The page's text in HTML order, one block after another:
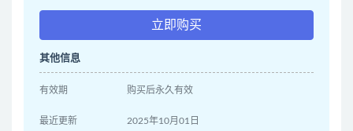
立即购买
其他信息
有效期 购买后永久有效
最近更新 2025年10月01日